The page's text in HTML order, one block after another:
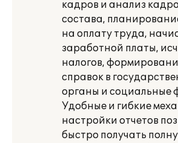
кадров и анализ
состава,
на оплату труда,
заработной платы,
налогов,
справок в
органы и социальные
Удобные и гибкие
настройки отчетов
быстро получать